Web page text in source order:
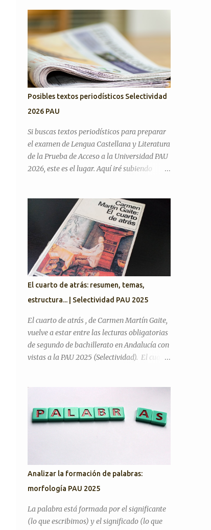
Posibles textos periodísticos Selectividad
2026 PAU
Si buscas textos periodísticos para preparar
el examen de Lengua Castellana y Literatura
de la Prueba de Acceso a la Universidad PAU
2026, este es el lugar. Aquí iré subiendo
Preguntas Selectividad Texto Argumentativo
Antes de pasar con posibles textos,
recordamos preguntas de años anteriores
para desarrollar el discurso argumentativo
(pregunta 3 en PAU Andalucía). PAU 2025.
Exámenes titulares, suplentes y reservas
¿Cree que la actual situación económica y
social de España es precaria? ¿Considera que
la literatura cumple alguna función en la
actualidad? ¿Considera que la inteligencia
artificial podrá sustituir al ser humano en
las creaciones artísticas y en el desarrollo de
otras ciencias? ¿Son todas las opiniones
que tenemos más trato? Artículos para
Sastre...
El cuarto de atrás: resumen, temas,
estructura... | Selectividad PAU 2025
El cuarto de atrás , de Carmen Martín Gaite,
vuelve a estar entre las lecturas obligatorias
de segundo de bachillerato en Andalucía con
vistas a la PAU 2025 (Selectividad). El cuarto
sociedad de su tiempo, donde gran parte del
contenido es la metanovela y la propia
experiencia de su autora que hace a la vez de
era justo incluir entre las lecturas un libro
escrito por una mujer, ya que los otros tres
son de escritores. ¿En qué tema de Literatura
se encuadra? La fecha de publicación es 1978,
por lo tanto, estamos en el tema de La
Analizar la formación de palabras:
morfología PAU 2025
La palabra está formada por el significante
(lo que escribimos) y el significado (lo que